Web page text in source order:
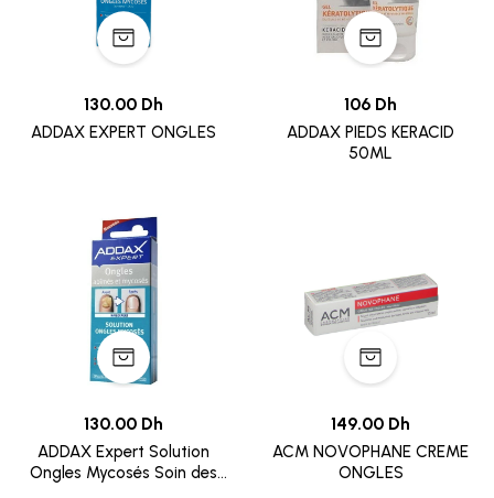
130.00 Dh
ADDAX EXPERT ONGLES
106 Dh
ADDAX PIEDS KERACID
50ML
130.00 Dh
ADDAX Expert Solution
Ongles Mycosés Soin des
149.00 Dh
ACM NOVOPHANE CREME
ONGLES